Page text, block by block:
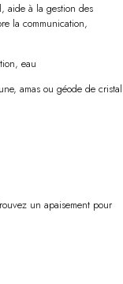
aide à la gestion des
la communication,
eau
amas ou géode de cristal
un apaisement pour